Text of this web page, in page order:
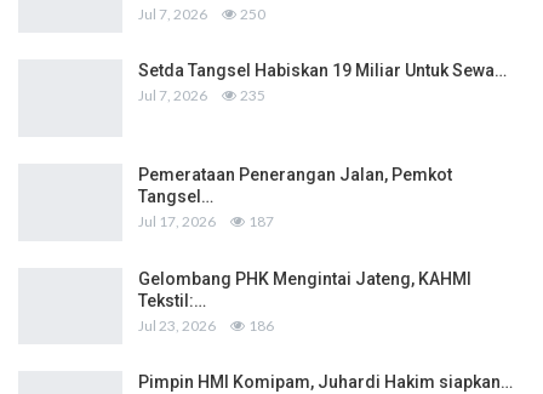
Jul 7, 2026 250
Setda Tangsel Habiskan 19 Miliar Untuk Sewa…
Jul 7, 2026 235
Pemerataan Penerangan Jalan, Pemkot
Tangsel…
Jul 17, 2026 187
Gelombang PHK Mengintai Jateng, KAHMI
Tekstil:…
Jul 23, 2026 186
Pimpin HMI Komipam, Juhardi Hakim siapkan…